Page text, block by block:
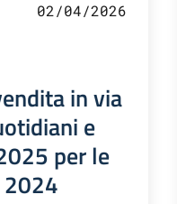
02/04/2026
in via
e
per le
2024